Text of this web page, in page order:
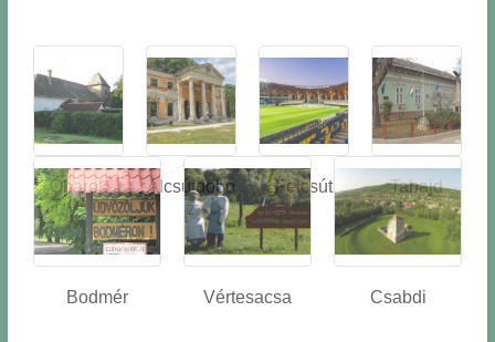
Óbarok
Alcsútdobo
z
Felcsút Tabajd
Bodmér Vértesacsa Csabdi